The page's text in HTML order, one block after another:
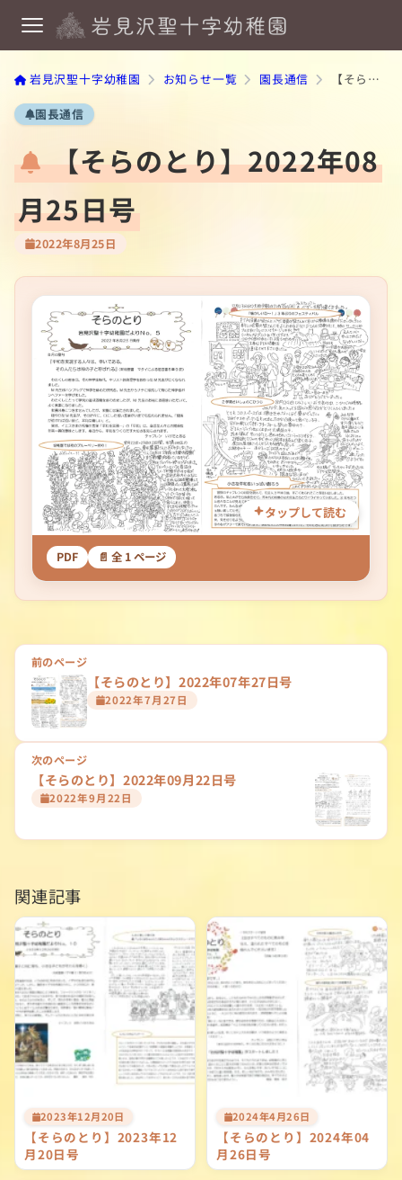
岩見沢聖十字幼稚園 お知らせ一覧 園長通信 【そらのとり】2022年08月25日号
園長通信
【そらのとり】2022年08
月25日号
2022年8月25日
タップして読む
PDF 📄 全 1 ページ
投
稿
ナ
ビ
ー
シ
ン
前のページ
【そらのとり】2022年07年27日号
2022年7月27日
次のページ
【そらのとり】2022年09月22日号
2022年9月22日
関連記事
2023年12月20日
【そらのとり】2023年12
月20日号
2024年4月26日
【そらのとり】2024年04
月26日号